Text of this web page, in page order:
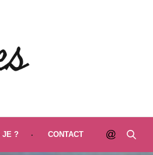
JE ? CONTACT